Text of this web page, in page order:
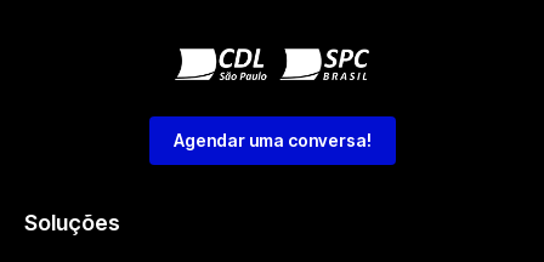
Soluções
Agendar uma conversa!